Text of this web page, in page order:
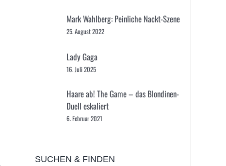
Mark Wahlberg: Peinliche Nackt-Szene
25. August 2022
Lady Gaga
16. Juli 2025
Haare ab! The Game – das Blondinen-
Duell eskaliert
6. Februar 2021
SUCHEN & FINDEN